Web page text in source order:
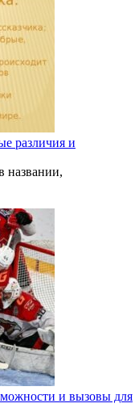
различия и
названии,
и вызовы для